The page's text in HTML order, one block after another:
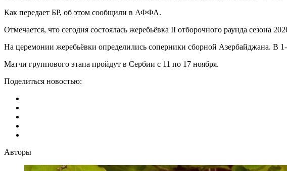
Как передает БР, об этом сообщили в АФФА.
Отмечается, что сегодня состоялась жеребьёвка II отборочного раунда сезона
На церемонии жеребьёвки определились соперники сборной Азербайджана. В
Матчи группового этапа пройдут в Сербии с 11 по 17 ноября.
Поделиться новостью:
Авторы